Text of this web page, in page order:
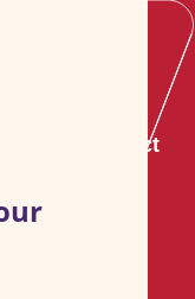
Contact